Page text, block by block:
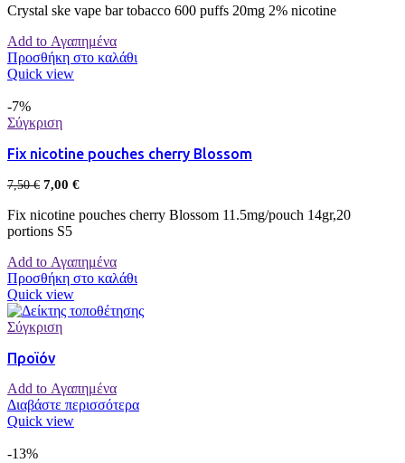
Crystal ske vape bar tobacco 600 puffs 20mg 2% nicotine
Add to Αγαπημένα
Προσθήκη στο καλάθι
Quick view
-7%
Σύγκριση
Fix nicotine pouches cherry Blossom
7,50€ 7,00 €
Fix nicotine pouches cherry Blossom 11.5mg/pouch 14gr,20
portions S5
Add to Αγαπημένα
Προσθήκη στο καλάθι
Quick view
Σύγκριση
Προϊόν
Add to Αγαπημένα
Διαβάστε περισσότερα
Quick view
-13%